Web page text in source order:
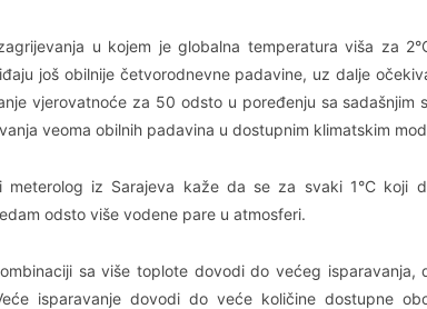
u kojem je globalna temperatura viša za
još obilnije četvorodnevne padavine, uz dalje
vjerovatnoće za 50 odsto u poređenju sa sadašnjim
veoma obilnih padavina u dostupnim klimatskim
meterolog iz Sarajeva kaže da se za svaki 1°C koji
odsto više vodene pare u atmosferi.
sa više toplote dovodi do većeg
isparavanje dovodi do veće količine dostupne